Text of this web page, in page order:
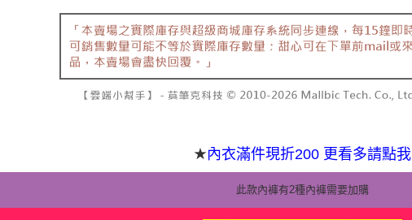
★內衣滿件現折200 更看多請點我
此款內褲有2種內褲需要加購